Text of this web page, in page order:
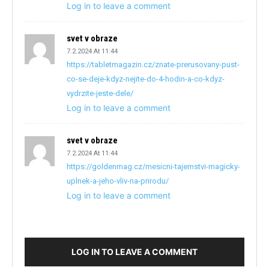
Log in to leave a comment
svet v obraze
7.2.2024 At 11:44
https://tabletmagazin.cz/znate-prerusovany-pust-
co-se-deje-kdyz-nejite-do-4-hodin-a-co-kdyz-
vydrzite-jeste-dele/
Log in to leave a comment
svet v obraze
7.2.2024 At 11:44
https://goldenmag.cz/mesicni-tajemstvi-magicky-
uplnek-a-jeho-vliv-na-prirodu/
Log in to leave a comment
LOG IN TO LEAVE A COMMENT